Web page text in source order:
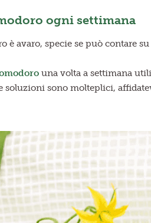
ogni settimana
avaro, specie se può contare
una volta a settimana
soluzioni sono molteplici,